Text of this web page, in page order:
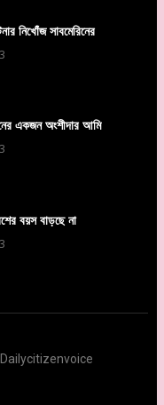
নিখোঁজ সাবমেরিনের
একজন অংশীদার আমি
বয়স বাড়ছে না